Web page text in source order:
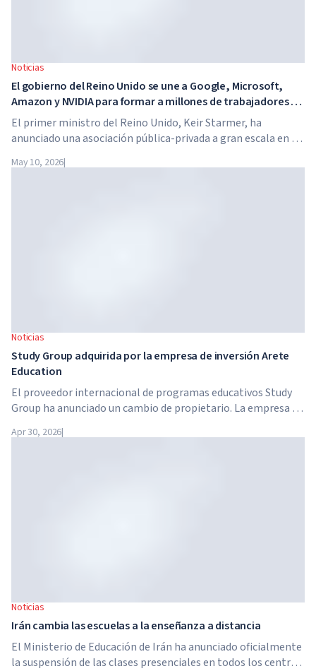
Noticias
El gobierno del Reino Unido se une a Google, Microsoft,
Amazon y NVIDIA para formar a millones de trabajadores en
habilidades de IA
El primer ministro del Reino Unido, Keir Starmer, ha
anunciado una asociación pública-privada a gran escala en el
Amazon y NVIDIA, junto con el gobierno, lanzan un
May 10, 2026|
Noticias
Study Group adquirida por la empresa de inversión Arete
Education
El proveedor internacional de programas educativos Study
Group ha anunciado un cambio de propietario. La empresa ha
inversión en el sector de la educación superior creada por
Apr 30, 2026|
Noticias
Irán cambia las escuelas a la enseñanza a distancia
El Ministerio de Educación de Irán ha anunciado oficialmente
la suspensión de las clases presenciales en todos los centros